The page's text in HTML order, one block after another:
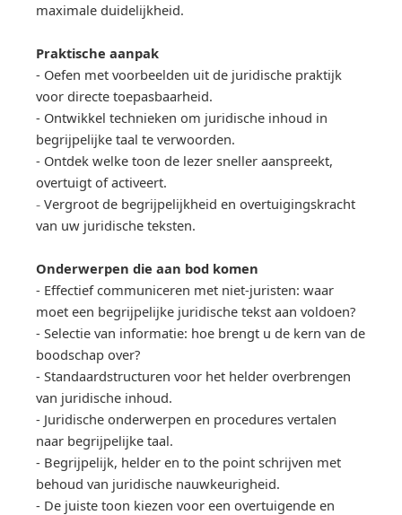
maximale duidelijkheid.
Praktische aanpak
- Oefen met voorbeelden uit de juridische praktijk
voor directe toepasbaarheid.
- Ontwikkel technieken om juridische inhoud in
begrijpelijke taal te verwoorden.
- Ontdek welke toon de lezer sneller aanspreekt,
overtuigt of activeert.
- Vergroot de begrijpelijkheid en overtuigingskracht
van uw juridische teksten.
Onderwerpen die aan bod komen
- Effectief communiceren met niet-juristen: waar
moet een begrijpelijke juridische tekst aan voldoen?
- Selectie van informatie: hoe brengt u de kern van de
boodschap over?
- Standaardstructuren voor het helder overbrengen
van juridische inhoud.
- Juridische onderwerpen en procedures vertalen
naar begrijpelijke taal.
- Begrijpelijk, helder en to the point schrijven met
behoud van juridische nauwkeurigheid.
- De juiste toon kiezen voor een overtuigende en